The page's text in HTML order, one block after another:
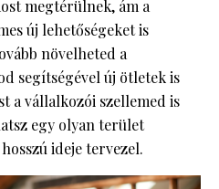
megtérülnek, ám a
új lehetőségeket is
növelheted a
segítségével új ötletek is
a vállalkozói szellemed is
egy olyan terület
ideje tervezel.